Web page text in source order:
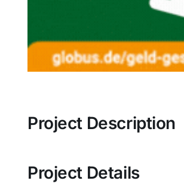
Project Description
Project Details